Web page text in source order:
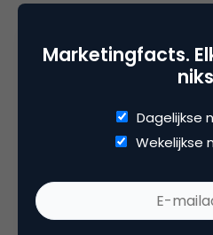
andere moet er worden
verkeerd gaat, staat het
Eén valsspeler en we
fout.” Geen blockchain dus
“Ik ben heel
Marketingfacts.
Dagelijkse
Wekelijkse